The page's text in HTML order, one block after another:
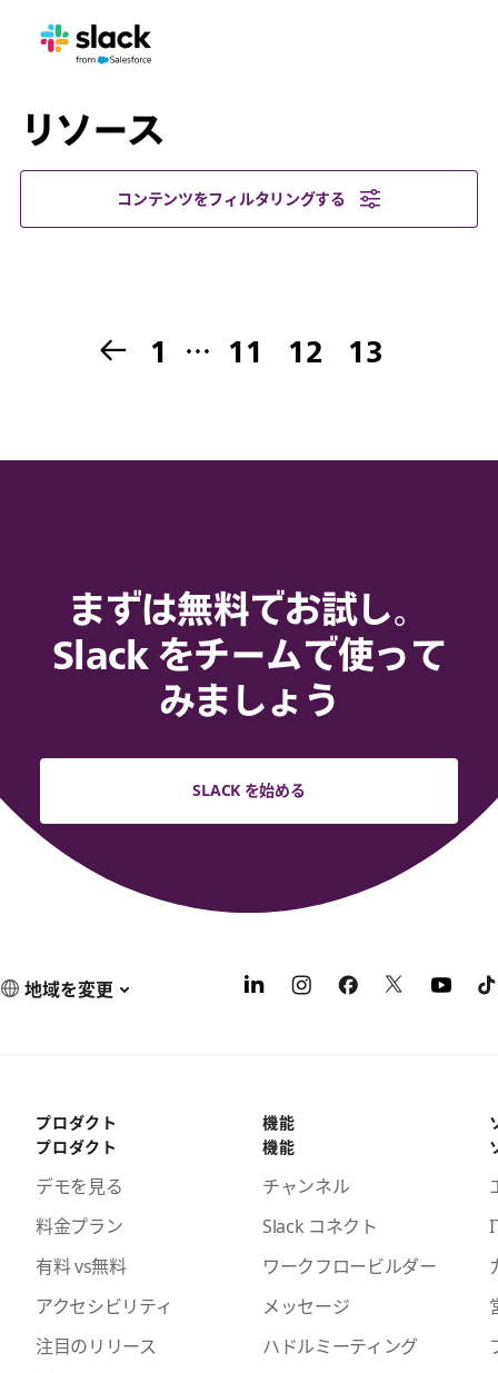
リソース
コンテンツをフィルタリングする
1 … 11 12 13
まずは無料でお試し。
Slack をチームで使って
みましょう
SLACK を始める
地域を変更
プロダクト
プロダクト
デモを見る
料金プラン
有料 vs無料
アクセシビリティ
注目のリリース
機能
機能
チャンネル
Slack コネクト
ワークフロービルダー
メッセージ
ハドルミーティング